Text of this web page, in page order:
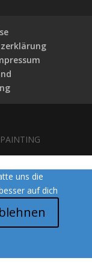
uns die
auf dich